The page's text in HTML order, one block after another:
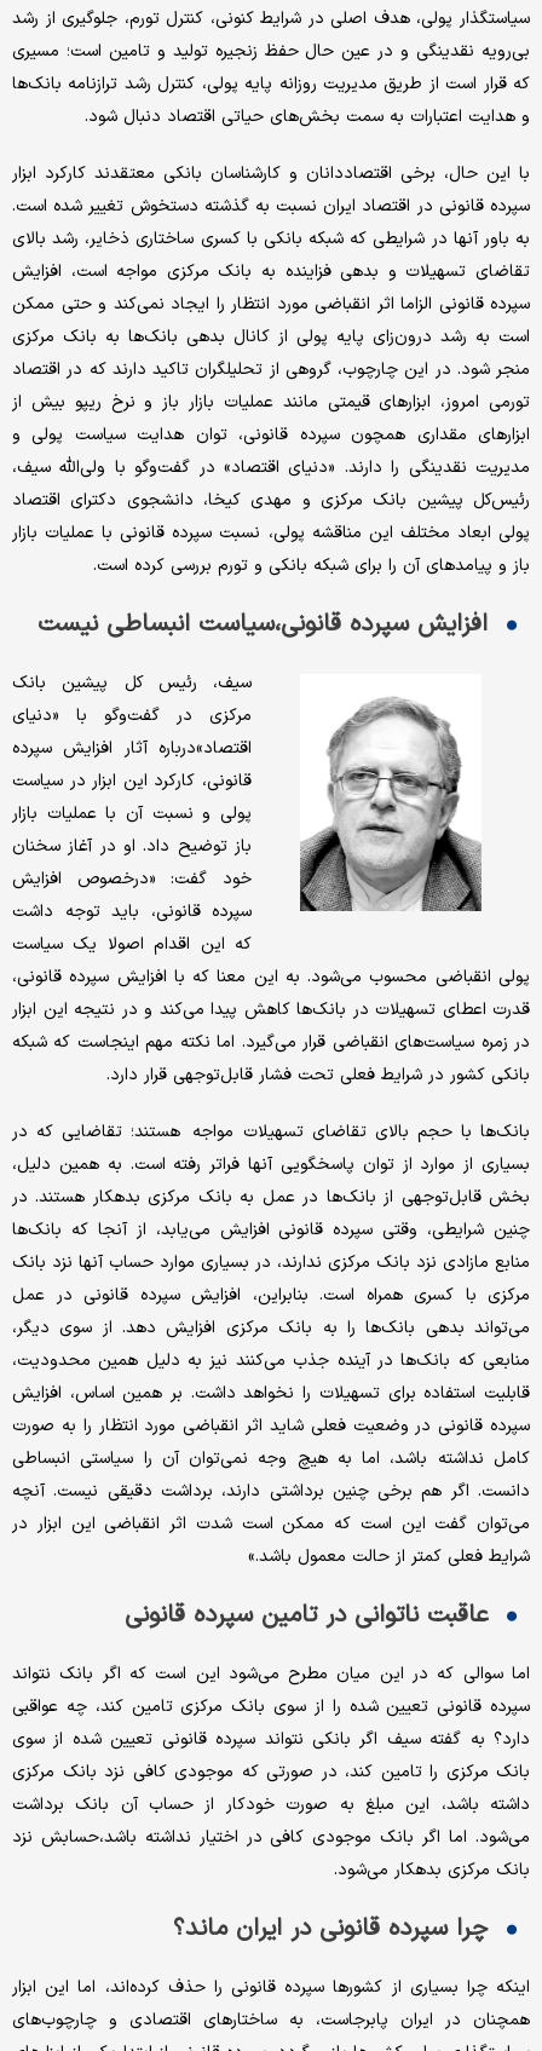
سیاستگذار پولی، هدف اصلی در شرایط کنونی، کنترل تورم، جلوگیری از رشد
بی‌رویه نقدینگی و در عین حال حفظ زنجیره تولید و تامین است؛ مسیری
که قرار است از طریق مدیریت روزانه پایه پولی، کنترل رشد ترازنامه بانک‌ها
و هدایت اعتبارات به سمت بخش‌های حیاتی اقتصاد دنبال شود.
با این حال، برخی اقتصاددانان و کارشناسان بانکی معتقدند کارکرد ابزار
سپرده قانونی در اقتصاد ایران نسبت به گذشته دستخوش تغییر شده است.
به باور آنها در شرایطی که شبکه بانکی با کسری ساختاری ذخایر، رشد بالای
تقاضای تسهیلات و بدهی فزاینده به بانک مرکزی مواجه است، افزایش
سپرده قانونی الزاما اثر انقباضی مورد انتظار را ایجاد نمی‌کند و حتی ممکن
است به رشد درون‌زای پایه پولی از کانال بدهی بانک‌ها به بانک مرکزی
منجر شود. در این چارچوب، گروهی از تحلیلگران تاکید دارند که در اقتصاد
تورمی امروز، ابزارهای قیمتی مانند عملیات بازار باز و نرخ ریپو بیش از
ابزارهای مقداری همچون سپرده قانونی، توان هدایت سیاست پولی و
مدیریت نقدینگی را دارند. «دنیای اقتصاد» در گفت‌وگو با ولی‌الله سیف،
رئیس‌کل پیشین بانک مرکزی و مهدی کیخا، دانشجوی دکترای اقتصاد
پولی ابعاد مختلف این مناقشه پولی، نسبت سپرده قانونی با عملیات بازار
باز و پیامدهای آن را برای شبکه بانکی و تورم بررسی کرده است.
افزایش سپرده قانونی،سیاست انبساطی نیست
سیف، رئیس کل پیشین بانک
مرکزی در گفت‌وگو با «دنیای
اقتصاد»درباره آثار افزایش سپرده
قانونی، کارکرد این ابزار در سیاست
پولی و نسبت آن با عملیات بازار
باز توضیح داد. او در آغاز سخنان
خود گفت: «درخصوص افزایش
سپرده قانونی، باید توجه داشت
که این اقدام اصولا یک سیاست
پولی انقباضی محسوب می‌شود. به این معنا که با افزایش سپرده قانونی،
قدرت اعطای تسهیلات در بانک‌ها کاهش پیدا می‌کند و در نتیجه این ابزار
در زمره سیاست‌های انقباضی قرار می‌گیرد. اما نکته مهم اینجاست که شبکه
بانکی کشور در شرایط فعلی تحت فشار قابل‌توجهی قرار دارد.
بانک‌ها با حجم بالای تقاضای تسهیلات مواجه هستند؛ تقاضایی که در
بسیاری از موارد از توان پاسخگویی آنها فراتر رفته است. به همین دلیل،
بخش قابل‌توجهی از بانک‌ها در عمل به بانک مرکزی بدهکار هستند. در
چنین شرایطی، وقتی سپرده قانونی افزایش می‌یابد، از آنجا که بانک‌ها
منابع مازادی نزد بانک مرکزی ندارند، در بسیاری موارد حساب آنها نزد بانک
مرکزی با کسری همراه است. بنابراین، افزایش سپرده قانونی در عمل
می‌تواند بدهی بانک‌ها را به بانک مرکزی افزایش دهد. از سوی دیگر،
منابعی که بانک‌ها در آینده جذب می‌کنند نیز به دلیل همین محدودیت،
قابلیت استفاده برای تسهیلات را نخواهد داشت. بر همین اساس، افزایش
سپرده قانونی در وضعیت فعلی شاید اثر انقباضی مورد انتظار را به صورت
کامل نداشته باشد، اما به هیچ وجه نمی‌توان آن را سیاستی انبساطی
دانست. اگر هم برخی چنین برداشتی دارند، برداشت دقیقی نیست. آنچه
می‌توان گفت این است که ممکن است شدت اثر انقباضی این ابزار در
شرایط فعلی کمتر از حالت معمول باشد.»
عاقبت ناتوانی در تامین سپرده قانونی
اما سوالی که در این میان مطرح می‌شود این است که اگر بانک نتواند
سپرده قانونی تعیین شده را از سوی بانک مرکزی تامین کند، چه عواقبی
دارد؟ به گفته سیف اگر بانکی نتواند سپرده قانونی تعیین شده از سوی
بانک مرکزی را تامین کند، در صورتی که موجودی کافی نزد بانک مرکزی
داشته باشد، این مبلغ به صورت خودکار از حساب آن بانک برداشت
می‌شود. اما اگر بانک موجودی کافی در اختیار نداشته باشد،حسابش نزد
بانک مرکزی بدهکار می‌شود.
چرا سپرده قانونی در ایران ماند؟
اینکه چرا بسیاری از کشورها سپرده قانونی را حذف کرده‌اند، اما این ابزار
همچنان در ایران پابرجاست، به ساختارهای اقتصادی و چارچوب‌های